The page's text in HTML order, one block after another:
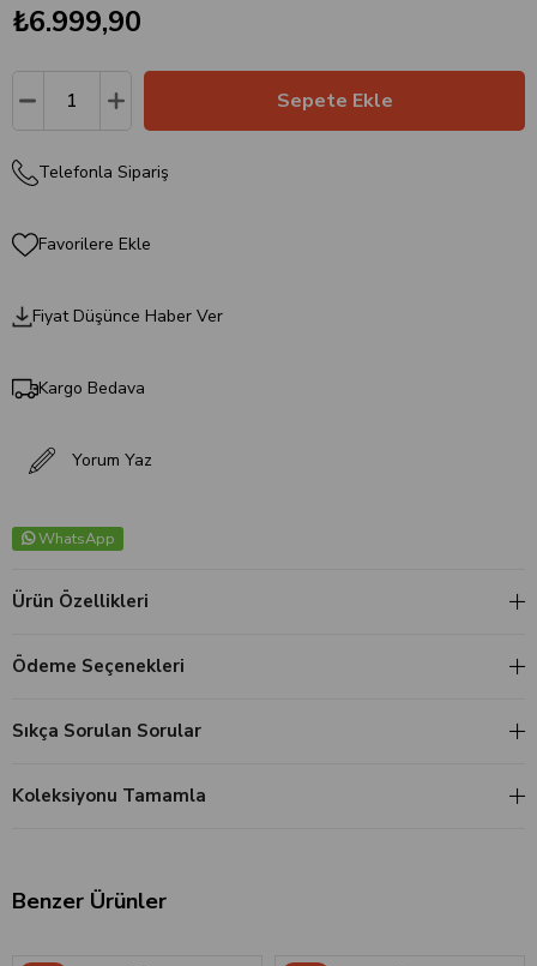
₺6.999,90
Telefonla Sipariş
Favorilere Ekle
Fiyat Düşünce Haber Ver
Kargo Bedava
Yorum Yaz
WhatsApp
Ürün Özellikleri
Ödeme Seçenekleri
Sıkça Sorulan Sorular
Koleksiyonu Tamamla
Benzer Ürünler